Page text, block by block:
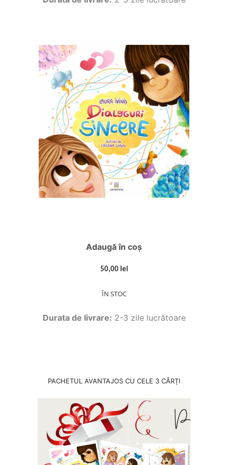
Adaugă în coș
50,00 lei
ÎN STOC
Durata de livrare: 2-3 zile lucrătoare
PACHETUL AVANTAJOS CU CELE 3 CĂRȚI